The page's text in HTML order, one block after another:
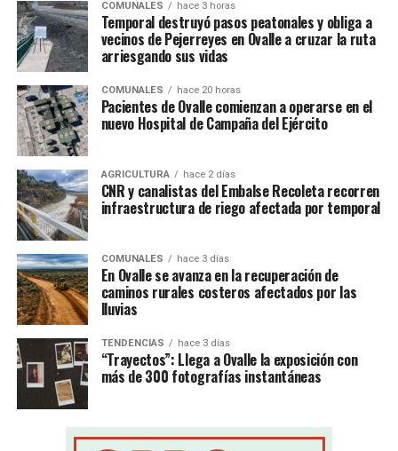
COMUNALES hace 3 horas
Temporal destruyó pasos peatonales y obliga a
vecinos de Pejerreyes en Ovalle a cruzar la ruta
arriesgando sus vidas
COMUNALES hace 20 horas
Pacientes de Ovalle comienzan a operarse en el
nuevo Hospital de Campaña del Ejército
AGRICULTURA hace 2 días
CNR y canalistas del Embalse Recoleta recorren
infraestructura de riego afectada por temporal
COMUNALES hace 3 días
En Ovalle se avanza en la recuperación de
caminos rurales costeros afectados por las
lluvias
TENDENCIAS hace 3 días
“Trayectos”: Llega a Ovalle la exposición con
más de 300 fotografías instantáneas